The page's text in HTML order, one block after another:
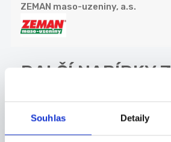
Souhlas Detaily
ZEMAN maso-uzeniny, a.s.
DALŠÍ NABÍDKY
Online Lektor/ka,